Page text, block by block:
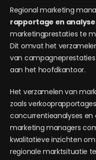
Regional marketing
rapportage en
marketingprestaties te
Dit omvat het
van
aan het hoofdkantoor.
Het verzamelen van
zoals
concurrentieanalyses en
marketing managers
kwalitatieve inzichten
regionale marktsituatie